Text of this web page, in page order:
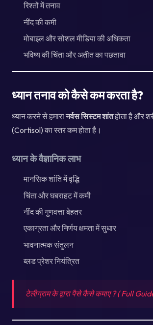
रिश्तों में तनाव
नींद की कमी
मोबाइल और सोशल मीडिया की अधिकता
भविष्य की चिंता और अतीत का पछतावा
ध्यान तनाव को कैसे कम करता है?
ध्यान करने से हमारानर्वस सिस्टम शांतहोता है और
(Cortisol) का स्तर कम होता है।
ध्यान के वैज्ञानिक लाभ
मानसिक शांति में वृद्धि
चिंता और घबराहट में कमी
नींद की गुणवत्ता बेहतर
एकाग्रता और निर्णय क्षमता में सुधार
भावनात्मक संतुलन
ब्लड प्रेशर नियंत्रित
टेलीग्राम के द्वारा पैसे कैसे कमाए ? ( Full